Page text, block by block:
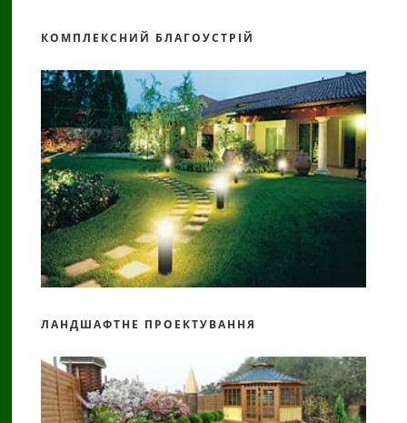
КОМПЛЕКСНИЙ БЛАГОУСТРІЙ
ЛАНДШАФТНЕ ПРОЕКТУВАННЯ